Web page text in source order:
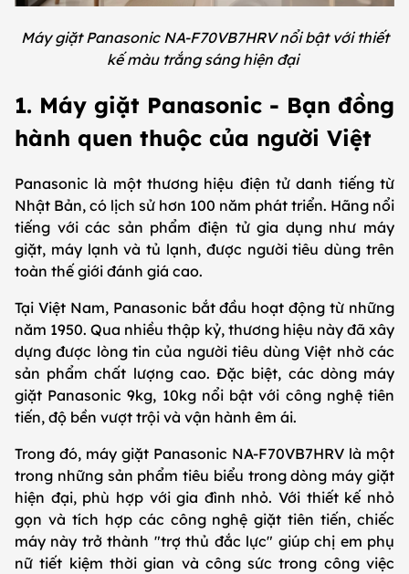
Máy giặt Panasonic NA-F70VB7HRV nổi bật với thiết
kế màu trắng sáng hiện đại
1. Máy giặt Panasonic - Bạn đồng
hành quen thuộc của người Việt
Panasonic là một thương hiệu điện tử danh tiếng từ
Nhật Bản, có lịch sử hơn 100 năm phát triển. Hãng nổi
tiếng với các sản phẩm điện tử gia dụng như máy
giặt, máy lạnh và tủ lạnh, được người tiêu dùng trên
toàn thế giới đánh giá cao.
Tại Việt Nam, Panasonic bắt đầu hoạt động từ những
năm 1950. Qua nhiều thập kỷ, thương hiệu này đã xây
dựng được lòng tin của người tiêu dùng Việt nhờ các
sản phẩm chất lượng cao. Đặc biệt, các dòng máy
giặt Panasonic 9kg, 10kg nổi bật với công nghệ tiên
tiến, độ bền vượt trội và vận hành êm ái.
Trong đó, máy giặt Panasonic NA-F70VB7HRV là một
trong những sản phẩm tiêu biểu trong dòng máy giặt
hiện đại, phù hợp với gia đình nhỏ. Với thiết kế nhỏ
gọn và tích hợp các công nghệ giặt tiên tiến, chiếc
máy này trở thành "trợ thủ đắc lực" giúp chị em phụ
nữ tiết kiệm thời gian và công sức trong công việc